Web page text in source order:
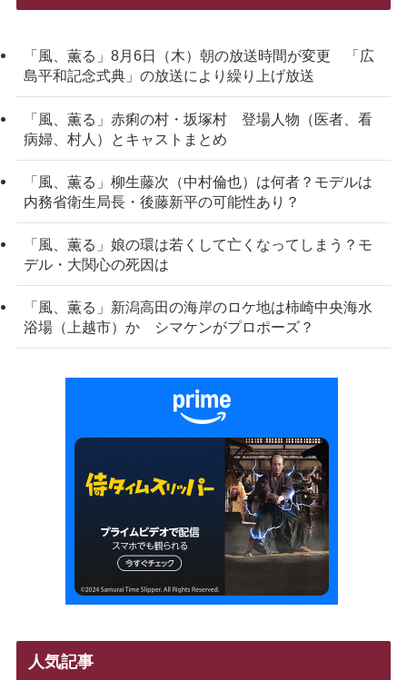
「風、薫る」8月6日（木）朝の放送時間が変更 「広
島平和記念式典」の放送により繰り上げ放送
「風、薫る」赤痢の村・坂塚村 登場人物（医者、看
病婦、村人）とキャストまとめ
「風、薫る」柳生藤次（中村倫也）は何者？モデルは
内務省衛生局長・後藤新平の可能性あり？
「風、薫る」娘の環は若くして亡くなってしまう？モ
デル・大関心の死因は
「風、薫る」新潟高田の海岸のロケ地は柿崎中央海水
浴場（上越市）か シマケンがプロポーズ？
人気記事